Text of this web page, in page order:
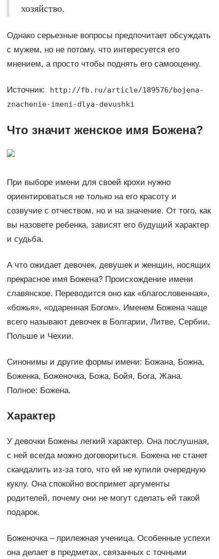
хозяйство.
Однако серьезные вопросы предпочитает обсуждать
с мужем, но не потому, что интересуется его
мнением, а просто чтобы поднять его самооценку.
Источник:
http://fb.ru/article/189576/bojena-
znachenie-imeni-dlya-devushki
Что значит женское имя Божена?
При выборе имени для своей крохи нужно
ориентироваться не только на его красоту и
созвучие с отчеством, но и на значение. От того, как
вы назовете ребенка, зависят его будущий характер
и судьба.
А что ожидает девочек, девушек и женщин, носящих
прекрасное имя Божена? Происхождение имени
славянское. Переводится оно как «благословенная»,
«божья», «одаренная Богом». Именем Божена чаще
всего называют девочек в Болгарии, Литве, Сербии,
Польше и Чехии.
Синонимы и другие формы имени: Божана, Божна,
Боженка, Боженочка, Божа, Бойя, Бога, Жана.
Полное: Божена.
Характер
У девочки Божены легкий характер. Она послушная,
с ней всегда можно договориться. Божена не станет
скандалить из-за того, что ей не купили очередную
куклу. Она спокойно воспримет аргументы
родителей, почему они не могут сделать ей такой
подарок.
Боженочка – прилежная ученица. Особенные успехи
она делает в предметах, связанных с точными